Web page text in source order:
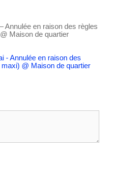
Annulée en raison des règles
@ Maison de quartier